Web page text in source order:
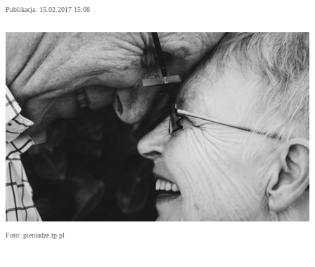
Publikacja: 15.02.2017 15:08
Foto: pieniadze.rp.pl